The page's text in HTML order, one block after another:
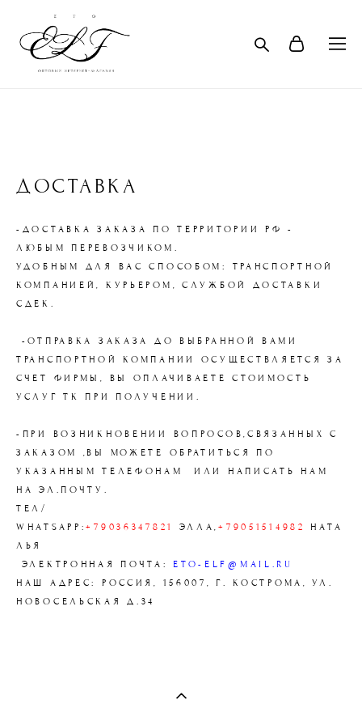
ДОСТАВКА
-ДОСТАВКА ЗАКАЗА ПО ТЕРРИТОРИИ РФ -
ЛЮБЫМ ПЕРЕВОЗЧИКОМ.
УДОБНЫМ ДЛЯ ВАС СПОСОБОМ: ТРАНСПОРТНОЙ
КОМПАНИЕЙ, КУРЬЕРОМ, CЛУЖБОЙ ДОСТАВКИ
СДЕК.
-ОТПРАВКА ЗАКАЗА ДО ВЫБРАННОЙ ВАМИ
ТРАНСПОРТНОЙ КОМПАНИИ ОСУЩЕСТВЛЯЕТСЯ ЗА
СЧЕТ ФИРМЫ, ВЫ ОПЛАЧИВАЕТЕ СТОИМОСТЬ
УСЛУГ ТК ПРИ ПОЛУЧЕНИИ.
-ПРИ ВОЗНИКНОВЕНИИ ВОПРОСОВ,СВЯЗАННЫХ С
ЗАКАЗОМ ,ВЫ МОЖЕТЕ ОБРАТИТЬСЯ ПО
УКАЗАННЫМ ТЕЛЕФОНАМ ИЛИ НАПИСАТЬ НАМ
НА ЭЛ.ПОЧТУ.
ТЕЛ/
WHATSAPP:+79036347821 ЭЛЛА,+79051514982
НАТА
ЛЬЯ
ЭЛЕКТРОННАЯ ПОЧТА:
ETO-ELF@MAIL.RU
НАШ АДРЕС: РОССИЯ, 156007, Г. КОСТРОМА, УЛ.
НОВОСЕЛЬСКАЯ Д.34